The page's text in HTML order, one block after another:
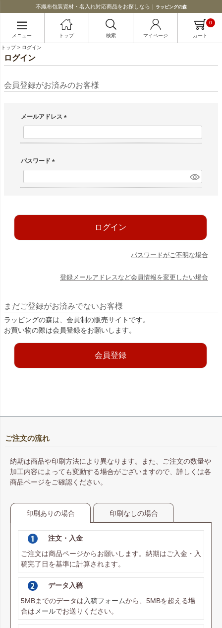
不織布包装資材・名入れ対応商品をお探しなら｜ ラッピングの森
メニュー トップ 検索 マイページ カート
0
トップ ログイン
ログイン
会員登録がお済みのお客様
メールアドレス
(必須)
パスワード
(必須)
ログイン
パスワードがご不明な場合
登録メールアドレスなど会員情報を変更したい場合
まだご登録がお済みでないお客様
ラッピングの森は、会員制の販売サイトです。
お買い物の際は会員登録をお願いします。
会員登録
ご注文の流れ
納期は商品や印刷方法により異なります。また、ご注文の数量や
加工内容によっても変動する場合がございますので、詳しくは各
商品ページをご確認ください。
印刷ありの場合 印刷なしの場合
注文・入金
ご注文は商品ページからお願いします。納期はご入金・入
稿完了日を基準に計算されます。
データ入稿
5MBまでのデータは 入稿フォームから、5MBを超える場
合は メールでお送りください。